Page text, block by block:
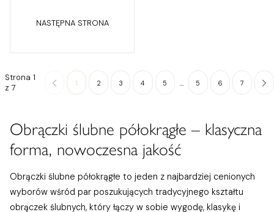
NASTĘPNA STRONA
Strona 1
z 7
1 2 3 4 5 ... 5 6 7
Obrączki ślubne półokrągłe – klasyczna
forma, nowoczesna jakość
Obrączki ślubne półokrągłe to jeden z najbardziej cenionych
wyborów wśród par poszukujących tradycyjnego kształtu
obrączek ślubnych, który łączy w sobie wygodę, klasykę i